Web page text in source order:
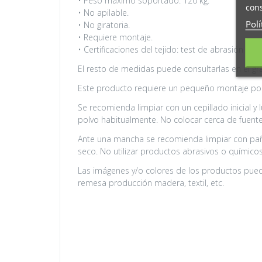
• No apilable.
• No giratoria.
• Requiere montaje.
• Certificaciones del tejido: test de abrasión
El resto de medidas puede consultarlas en el
Este producto requiere un pequeño montaje
Se recomienda limpiar con un cepillado inicial
polvo habitualmente. No colocar cerca de
Ante una mancha se recomienda limpiar con
seco. No utilizar productos abrasivos o
Las imágenes y/o colores de los productos
remesa producción madera, textil, etc.